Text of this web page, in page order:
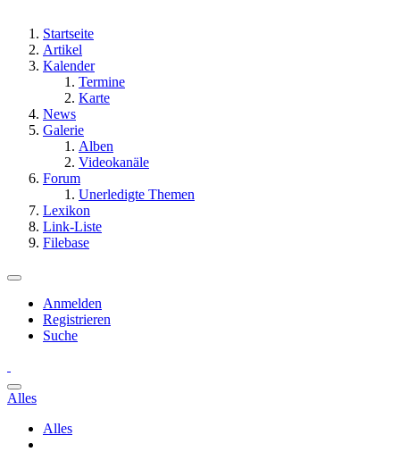
Startseite
Artikel
Kalender
Termine
Karte
News
Galerie
Alben
Videokanäle
Forum
Unerledigte Themen
Lexikon
Link-Liste
Filebase
Anmelden
Registrieren
Suche
Alles
Alles